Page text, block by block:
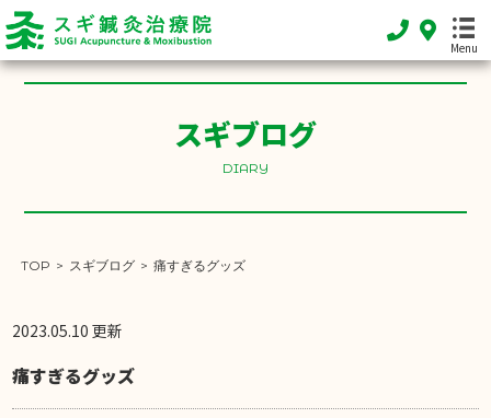
Menu
ホーム
HOME
FEATURE
スギブログ
DIARY
TOP > スギブログ > 痛すぎるグッズ
2023.05.10 更新
痛すぎるグッズ